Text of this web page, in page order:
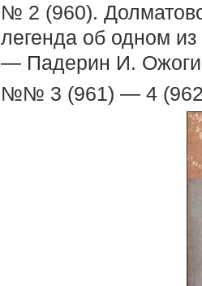
№ 2 (960).
легенда об одном
— Падерин И. Ожоги
№№ 3 (961) — 4